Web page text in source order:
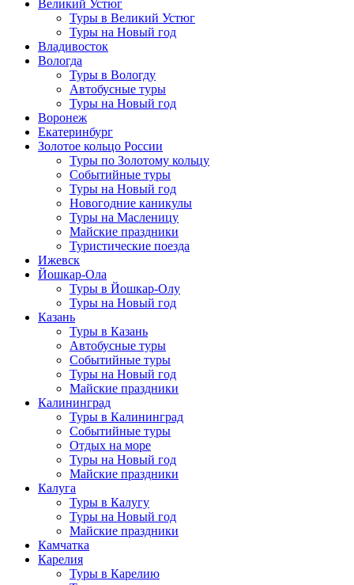
Великий Устюг
Туры в Великий Устюг
Туры на Новый год
Владивосток
Вологда
Туры в Вологду
Автобусные туры
Туры на Новый год
Воронеж
Екатеринбург
Золотое кольцо России
Туры по Золотому кольцу
Событийные туры
Туры на Новый год
Новогодние каникулы
Туры на Масленицу
Майские праздники
Туристические поезда
Ижевск
Йошкар-Ола
Туры в Йошкар-Олу
Туры на Новый год
Казань
Туры в Казань
Автобусные туры
Событийные туры
Туры на Новый год
Майские праздники
Калининград
Туры в Калининград
Событийные туры
Отдых на море
Туры на Новый год
Майские праздники
Калуга
Туры в Калугу
Туры на Новый год
Майские праздники
Камчатка
Карелия
Туры в Карелию